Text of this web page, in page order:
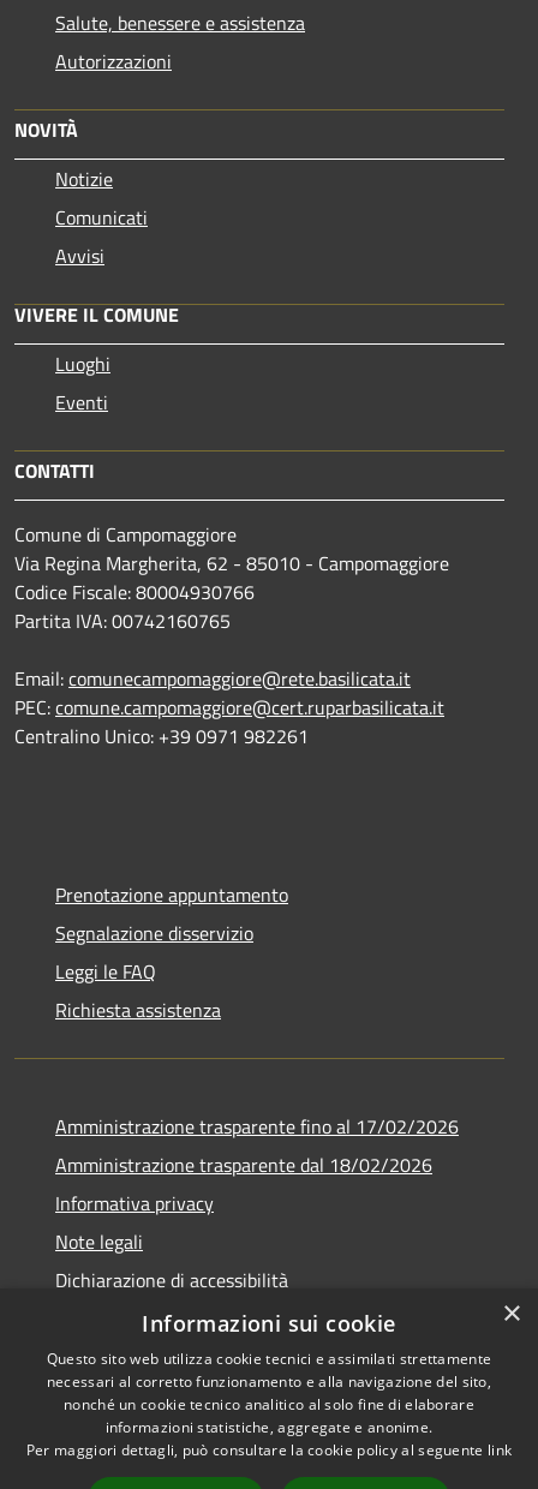
Salute, benessere e assistenza
Autorizzazioni
NOVITÀ
Notizie
Comunicati
Avvisi
VIVERE IL COMUNE
Luoghi
Eventi
CONTATTI
Comune di Campomaggiore
Via Regina Margherita, 62 - 85010 - Campomaggiore
Codice Fiscale: 80004930766
Partita IVA: 00742160765
Email:comunecampomaggiore@rete.basilicata.it
PEC:comune.campomaggiore@cert.ruparbasilicata.it
Centralino Unico: +39 0971 982261
Prenotazione appuntamento
Segnalazione disservizio
Leggi le FAQ
Richiesta assistenza
Amministrazione trasparente fino al 17/02/2026
Amministrazione trasparente dal 18/02/2026
Informativa privacy
Note legali
Dichiarazione di accessibilità
Obbiettivi di accessibilità
RSS
Accessibilità
Copyright © 2026 • Comune di
Campomaggiore • Powered by
×
Informazioni sui cookie
Questo sito web utilizza cookie tecnici e assimilati strettamente
necessari al corretto funzionamento e alla navigazione del sito,
nonché un cookie tecnico analitico al solo fine di elaborare
informazioni statistiche, aggregate e anonime.
Per maggiori dettagli, può consultare la cookie policy al seguente link